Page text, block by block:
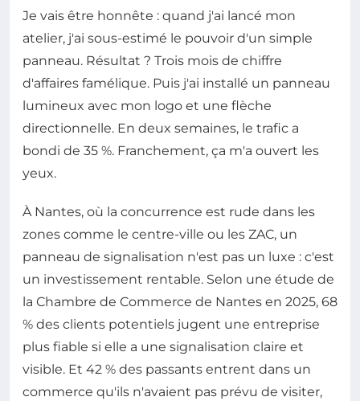
Je vais être honnête : quand j'ai lancé mon
atelier, j'ai sous-estimé le pouvoir d'un simple
panneau. Résultat ? Trois mois de chiffre
d'affaires famélique. Puis j'ai installé un panneau
lumineux avec mon logo et une flèche
directionnelle. En deux semaines, le trafic a
bondi de 35 %. Franchement, ça m'a ouvert les
yeux.
À Nantes, où la concurrence est rude dans les
zones comme le centre-ville ou les ZAC, un
panneau de signalisation n'est pas un luxe : c'est
un investissement rentable. Selon une étude de
la Chambre de Commerce de Nantes en 2025, 68
% des clients potentiels jugent une entreprise
plus fiable si elle a une signalisation claire et
visible. Et 42 % des passants entrent dans un
commerce qu'ils n'avaient pas prévu de visiter,